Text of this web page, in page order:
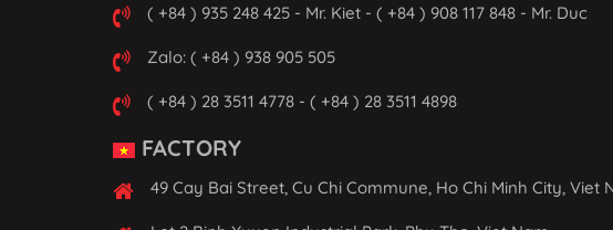
( +84 ) 935 248 425 - Mr. Kiet - ( +84 ) 908 117 848 - Mr. Duc
Zalo: ( +84 ) 938 905 505
( +84 ) 28 3511 4778 - ( +84 ) 28 3511 4898
FACTORY
49 Cay Bai Street, Cu Chi Commune, Ho Chi Minh City, Viet